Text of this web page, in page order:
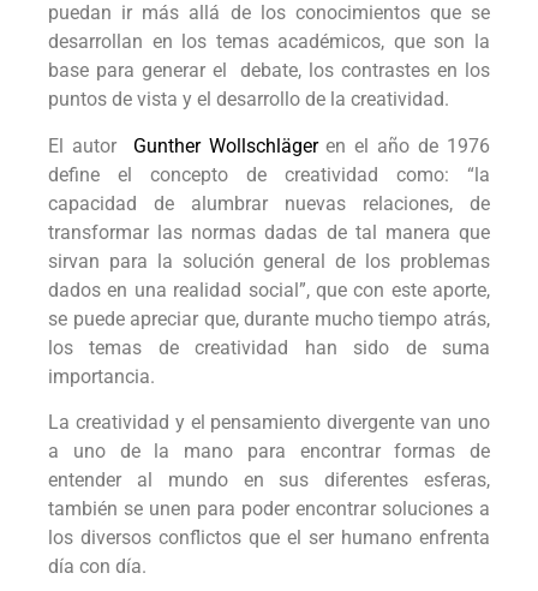
puedan ir más allá de los conocimientos que se
desarrollan en los temas académicos, que son la
base para generar el debate, los contrastes en los
puntos de vista y el desarrollo de la creatividad.
El autor Gunther Wollschlägeren el año de 1976
define el concepto de creatividad como: “la
capacidad de alumbrar nuevas relaciones, de
transformar las normas dadas de tal manera que
sirvan para la solución general de los problemas
dados en una realidad social”, que con este aporte,
se puede apreciar que, durante mucho tiempo atrás,
los temas de creatividad han sido de suma
importancia.
La creatividad y el pensamiento divergente van uno
a uno de la mano para encontrar formas de
entender al mundo en sus diferentes esferas,
también se unen para poder encontrar soluciones a
los diversos conflictos que el ser humano enfrenta
día con día.